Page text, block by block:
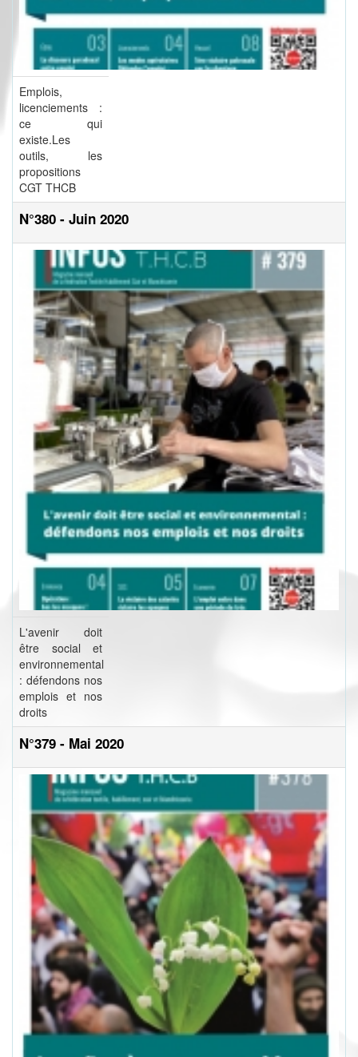
Emplois,
licenciements :
ce qui
existe.Les
outils, les
propositions
CGT THCB
N°380 - Juin 2020
L'avenir doit
être social et
environnemental
: défendons nos
emplois et nos
droits
N°379 - Mai 2020